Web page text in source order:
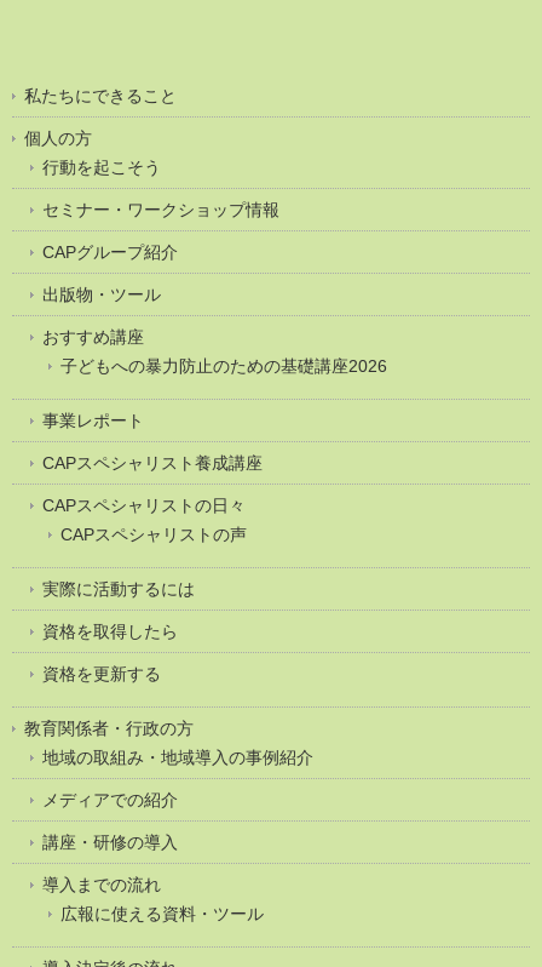
私たちにできること
個人の方
行動を起こそう
セミナー・ワークショップ情報
CAPグループ紹介
出版物・ツール
おすすめ講座
子どもへの暴力防止のための基礎講座2026
事業レポート
CAPスペシャリスト養成講座
CAPスペシャリストの日々
CAPスペシャリストの声
実際に活動するには
資格を取得したら
資格を更新する
教育関係者・行政の方
地域の取組み・地域導入の事例紹介
メディアでの紹介
講座・研修の導入
導入までの流れ
広報に使える資料・ツール